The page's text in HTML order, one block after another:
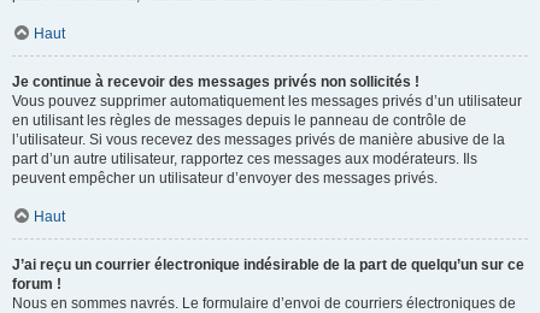
Haut
Je continue à recevoir des messages privés non sollicités !
Vous pouvez supprimer automatiquement les messages privés d’un utilisateur
en utilisant les règles de messages depuis le panneau de contrôle de
l’utilisateur. Si vous recevez des messages privés de manière abusive de la
part d’un autre utilisateur, rapportez ces messages aux modérateurs. Ils
peuvent empêcher un utilisateur d’envoyer des messages privés.
Haut
J’ai reçu un courrier électronique indésirable de la part de quelqu’un sur ce
forum !
Nous en sommes navrés. Le formulaire d’envoi de courriers électroniques de